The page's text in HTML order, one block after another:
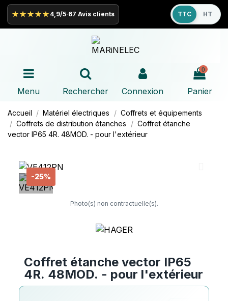
★★★★★ 4,9/5·67 Avis clients TTC HT
Menu Rechercher Connexion
0
Panier
Accueil Matériel électriques
Coffrets et équipements
Coffrets de distribution étanches
Coffret étanche
vector IP65 4R. 48MOD. - pour l'extérieur
-25%
Photo(s) non contractuelle(s).
Coffret étanche vector IP65
4R. 48MOD. - pour l'extérieur